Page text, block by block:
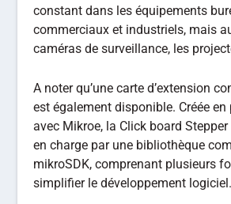
constant dans les équipements
commerciaux et industriels, mais
caméras de surveillance, les
A noter qu’une carte d’extension
est également disponible. Créée
avec Mikroe, la Click board
en charge par une bibliothèque
mikroSDK, comprenant plusieurs
simplifier le développement logiciel.